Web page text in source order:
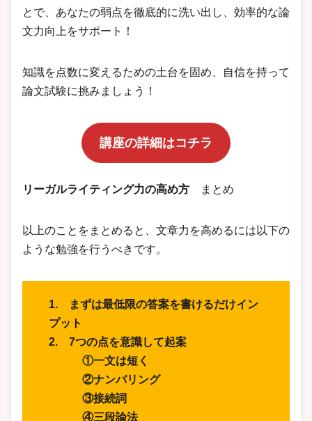
とで、あなたの弱点を徹底的に洗い出し、効率的な論
文力向上をサポート！
知識を点数に変えるための土台を固め、自信を持って
論文試験に挑みましょう！
講座の詳細はコチラ
リーガルライティング力の高め方 まとめ
以上のことをまとめると、文章力を高めるには以下の
ような勉強を行うべきです。
1. まずは最低限の答案を書けるだけイン
プット
2. 7つの点を意識して起案
①一文は短く
②ナンバリング
③接続詞
④三段論法